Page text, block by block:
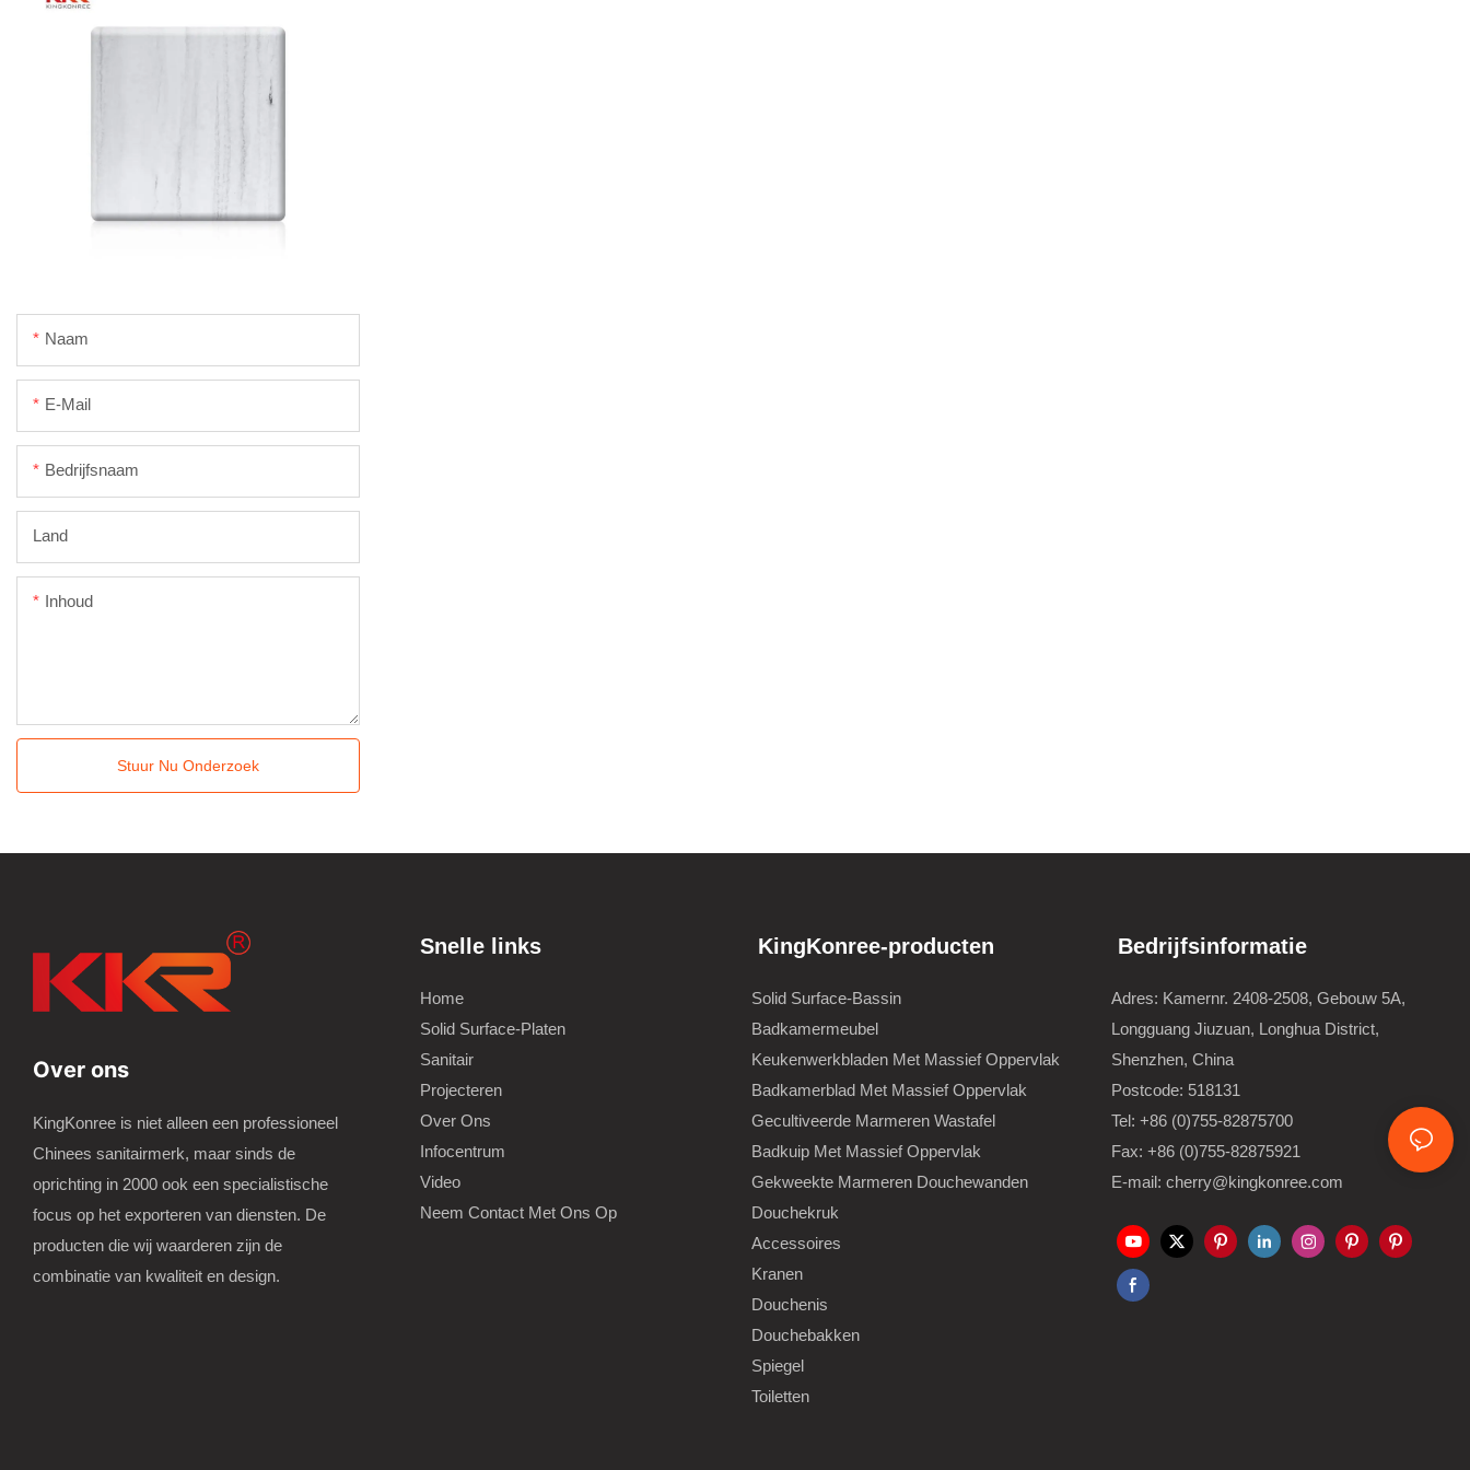
Naam
E-Mail
Bedrijfsnaam
Land
Inhoud
Stuur Nu Onderzoek
Over ons
KingKonree is niet alleen een professioneel
Chinees sanitairmerk, maar sinds de
oprichting in 2000 ook een specialistische
focus op het exporteren van diensten. De
producten die wij waarderen zijn de
combinatie van kwaliteit en design.
Snelle links
Home
Solid Surface-Platen
Sanitair
Projecteren
Over Ons
Infocentrum
Video
Neem Contact Met Ons Op
KingKonree-producten
Solid Surface-Bassin
Badkamermeubel
Keukenwerkbladen Met Massief Oppervlak
Badkamerblad Met Massief Oppervlak
Gecultiveerde Marmeren Wastafel
Badkuip Met Massief Oppervlak
Gekweekte Marmeren Douchewanden
Douchekruk
Accessoires
Kranen
Douchenis
Douchebakken
Spiegel
Toiletten
Bedrijfsinformatie
Adres: Kamernr. 2408-2508, Gebouw 5A,
Longguang Jiuzuan, Longhua District,
Shenzhen, China
Postcode: 518131
Tel: +86 (0)755-82875700
Fax: +86 (0)755-82875921
E-mail: cherry@kingkonree.com